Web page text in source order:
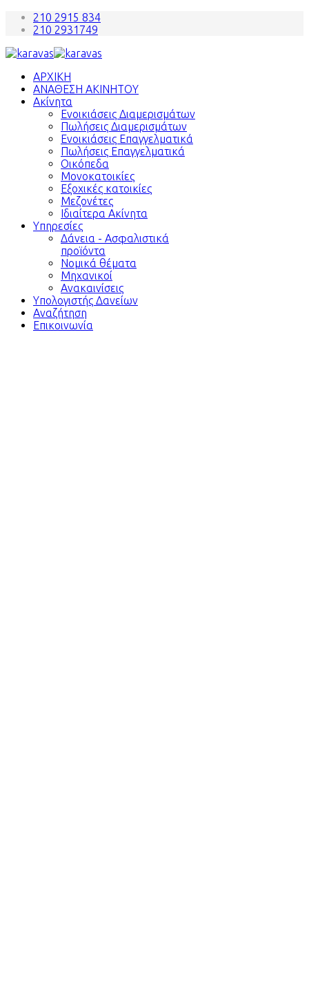
210 2915 834
210 2931749
ΑΡΧΙΚΗ
ΑΝΑΘΕΣΗ ΑΚΙΝΗΤΟΥ
Ακίνητα
Ενοικιάσεις Διαμερισμάτων
Πωλήσεις Διαμερισμάτων
Ενοικιάσεις Επαγγελματικά
Πωλήσεις Επαγγελματικά
Οικόπεδα
Μονοκατοικίες
Εξοχικές κατοικίες
Μεζονέτες
Ιδιαίτερα Ακίνητα
Υπηρεσίες
Δάνεια - Ασφαλιστικά
προϊόντα
Νομικά θέματα
Μηχανικοί
Ανακαινίσεις
Υπολογιστής Δανείων
Αναζήτηση
Επικοινωνία